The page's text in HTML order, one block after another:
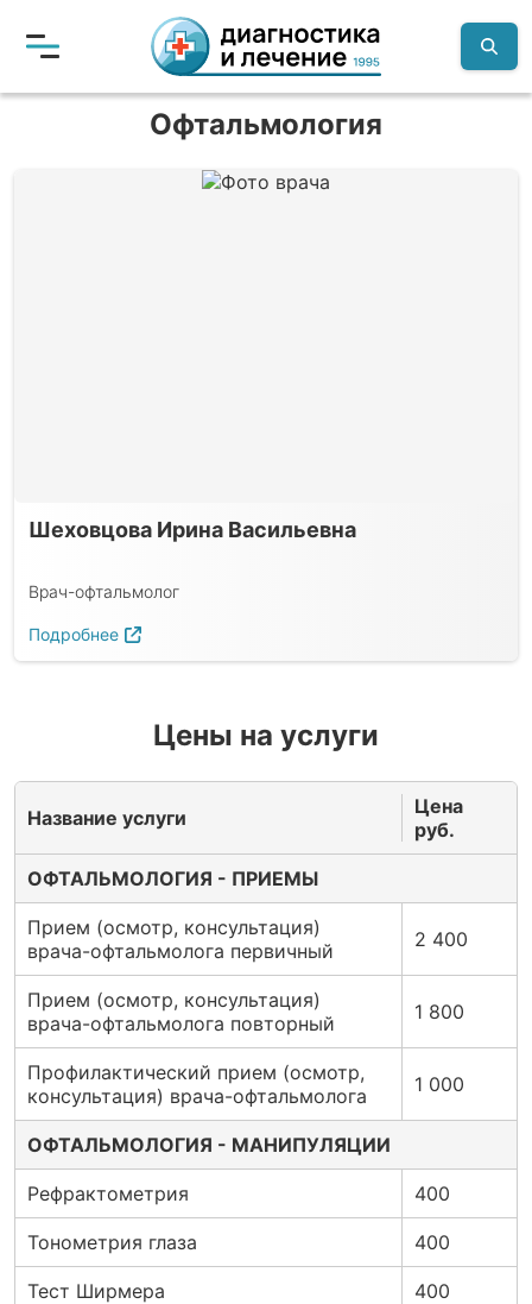
Офтальмология
Шеховцова Ирина Васильевна
Врач-офтальмолог
Подробнее
Цены на услуги
Название услуги
Цена
руб.
ОФТАЛЬМОЛОГИЯ - ПРИЕМЫ
Прием (осмотр, консультация)
врача-офтальмолога первичный
2 400
Прием (осмотр, консультация)
врача-офтальмолога повторный
1 800
Профилактический прием (осмотр,
консультация) врача-офтальмолога
1 000
ОФТАЛЬМОЛОГИЯ - МАНИПУЛЯЦИИ
Рефрактометрия 400
Тонометрия глаза 400
Тест Ширмера 400